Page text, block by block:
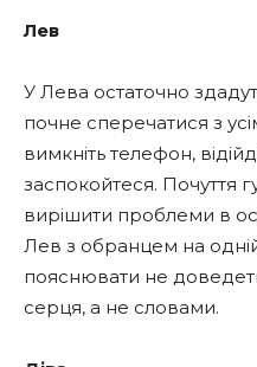
Лев
У Лева остаточно
почне сперечатися з
вимкніть телефон,
заспокойтеся. Почуття
вирішити проблеми в
Лев з обранцем на одній
пояснювати не
серця, а не словами.